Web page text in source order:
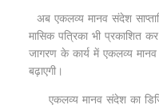
अब एकलव्य मानव संदेश
मासिक पत्रिका भी प्रकाशित
जागरण के कार्य में एकलव्य
बढ़ाएगी।
एकलव्य मानव संदेश का